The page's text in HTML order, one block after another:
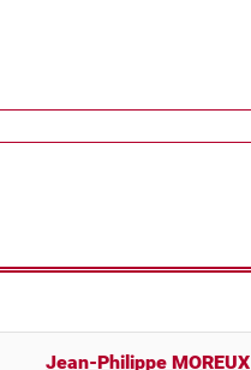
Jean-Philippe MOREUX